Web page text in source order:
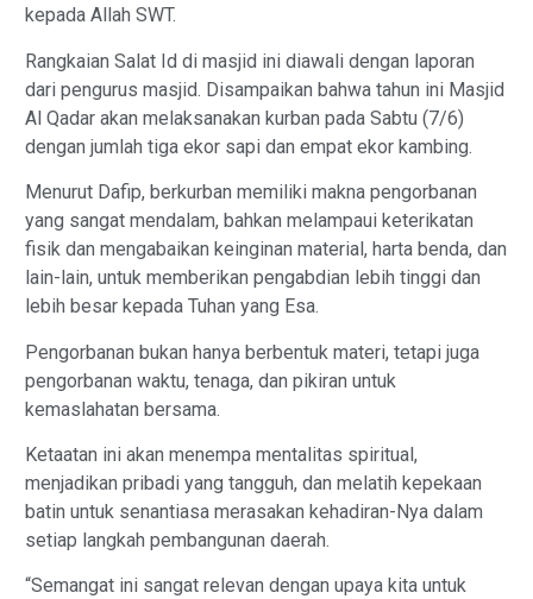
kepada Allah SWT.
Rangkaian Salat Id di masjid ini diawali dengan laporan
dari pengurus masjid. Disampaikan bahwa tahun ini Masjid
Al Qadar akan melaksanakan kurban pada Sabtu (7/6)
dengan jumlah tiga ekor sapi dan empat ekor kambing.
Menurut ‎Dafip, berkurban memiliki makna pengorbanan
yang sangat mendalam, bahkan melampaui keterikatan
fisik dan mengabaikan keinginan material, harta benda, dan
lain-lain, untuk memberikan pengabdian lebih tinggi dan
lebih besar kepada Tuhan yang Esa.
‎Pengorbanan bukan hanya berbentuk materi, tetapi juga
pengorbanan waktu, tenaga, dan pikiran untuk
kemaslahatan bersama.
Ketaatan ini akan menempa mentalitas spiritual,
menjadikan pribadi yang tangguh, dan melatih kepekaan
batin untuk senantiasa merasakan kehadiran-Nya dalam
setiap langkah pembangunan daerah.
“Semangat ini sangat relevan dengan upaya kita untuk